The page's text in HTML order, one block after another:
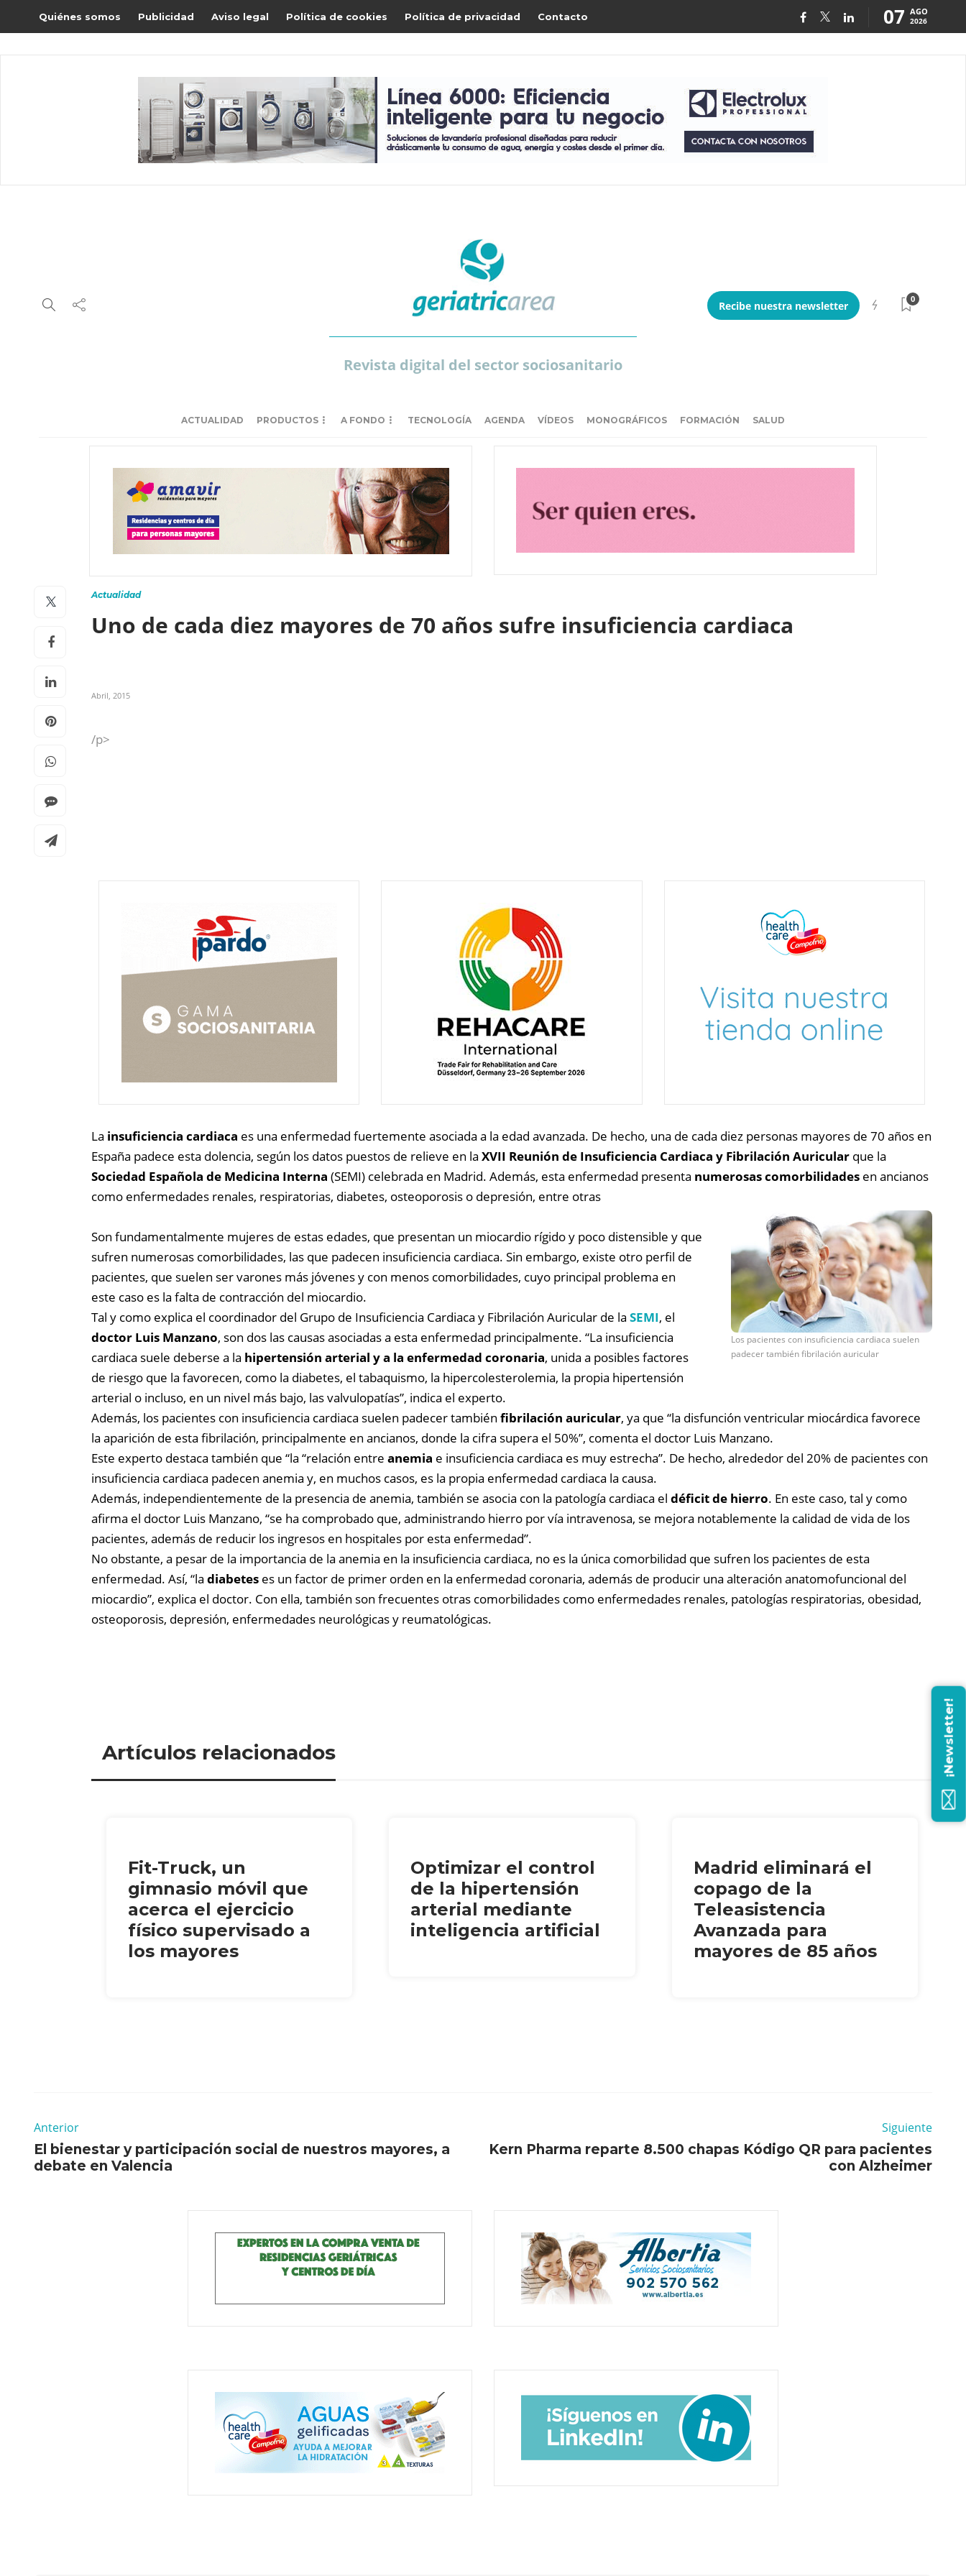
Quiénes somos Publicidad Aviso legal Política de cookies Política de privacidad Contacto 07 AGO
2026
Revista digital del sector sociosanitario
Recibe nuestra newsletter
0
ACTUALIDAD PRODUCTOS A FONDO TECNOLOGÍA AGENDA VÍDEOS MONOGRÁFICOS FORMACIÓN SALUD
Actualidad
Uno de cada diez mayores de 70 años sufre insuficiencia cardiaca
Abril, 2015
/p>
La insuficiencia cardiaca es una enfermedad fuertemente asociada a la edad avanzada. De hecho, una de cada diez personas mayores de 70 años en
España padece esta dolencia, según los datos puestos de relieve en la XVII Reunión de Insuficiencia Cardiaca y Fibrilación Auricular que la
Sociedad Española de Medicina Interna (SEMI) celebrada en Madrid. Además, esta enfermedad presenta numerosas comorbilidades en ancianos
como enfermedades renales, respiratorias, diabetes, osteoporosis o depresión, entre otras
Los pacientes con insuficiencia cardiaca suelen
padecer también fibrilación auricular
Son fundamentalmente mujeres de estas edades, que presentan un miocardio rígido y poco distensible y que
sufren numerosas comorbilidades, las que padecen insuficiencia cardiaca. Sin embargo, existe otro perfil de
pacientes, que suelen ser varones más jóvenes y con menos comorbilidades, cuyo principal problema en
este caso es la falta de contracción del miocardio.
Tal y como explica el coordinador del Grupo de Insuficiencia Cardiaca y Fibrilación Auricular de la SEMI, el
doctor Luis Manzano, son dos las causas asociadas a esta enfermedad principalmente. “La insuficiencia
cardiaca suele deberse a la hipertensión arterial y a la enfermedad coronaria, unida a posibles factores
de riesgo que la favorecen, como la diabetes, el tabaquismo, la hipercolesterolemia, la propia hipertensión
arterial o incluso, en un nivel más bajo, las valvulopatías”, indica el experto.
Además, los pacientes con insuficiencia cardiaca suelen padecer también fibrilación auricular, ya que “la disfunción ventricular miocárdica favorece
la aparición de esta fibrilación, principalmente en ancianos, donde la cifra supera el 50%”, comenta el doctor Luis Manzano.
Este experto destaca también que “la “relación entre anemia e insuficiencia cardiaca es muy estrecha”. De hecho, alrededor del 20% de pacientes con
insuficiencia cardiaca padecen anemia y, en muchos casos, es la propia enfermedad cardiaca la causa.
Además, independientemente de la presencia de anemia, también se asocia con la patología cardiaca el déficit de hierro. En este caso, tal y como
afirma el doctor Luis Manzano, “se ha comprobado que, administrando hierro por vía intravenosa, se mejora notablemente la calidad de vida de los
pacientes, además de reducir los ingresos en hospitales por esta enfermedad”.
No obstante, a pesar de la importancia de la anemia en la insuficiencia cardiaca, no es la única comorbilidad que sufren los pacientes de esta
enfermedad. Así, “la diabetes es un factor de primer orden en la enfermedad coronaria, además de producir una alteración anatomofuncional del
miocardio”, explica el doctor. Con ella, también son frecuentes otras comorbilidades como enfermedades renales, patologías respiratorias, obesidad,
osteoporosis, depresión, enfermedades neurológicas y reumatológicas.
Artículos relacionados
Fit-Truck, un
gimnasio móvil que
acerca el ejercicio
físico supervisado a
los mayores
Optimizar el control
de la hipertensión
arterial mediante
inteligencia artificial
Madrid eliminará el
copago de la
Teleasistencia
Avanzada para
mayores de 85 años
Anterior
El bienestar y participación social de nuestros mayores, a
debate en Valencia
Siguiente
Kern Pharma reparte 8.500 chapas Kódigo QR para pacientes
con Alzheimer
¡Newsletter!